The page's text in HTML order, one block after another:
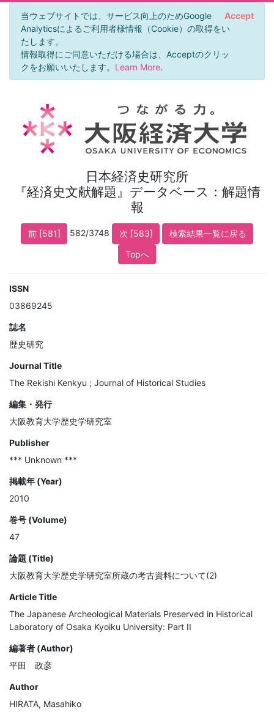
当ウェブサイトでは、サービス向上のためGoogle
Analyticsによるご利用者様情報（Cookie）の取得をい
たします。
情報取得にご同意いただける場合は、Acceptのクリッ
クをお願いいたします。 Learn More.
Accept
日本経済史研究所
『経済史文献解題』データベース：解題情
報
前 [581] 582/3748 次 [583]
検索結果一覧に戻る
Topへ
ISSN
03869245
誌名
歴史研究
Journal Title
The Rekishi Kenkyu ; Journal of Historical Studies
編集・発行
大阪教育大学歴史学研究室
Publisher
*** Unknown ***
掲載年 (Year)
2010
巻号 (Volume)
47
論題 (Title)
大阪教育大学歴史学研究室所蔵の考古資料について(2)
Article Title
The Japanese Archeological Materials Preserved in Historical
Laboratory of Osaka Kyoiku University: Part II
編著者 (Author)
平田 政彦
Author
HIRATA, Masahiko